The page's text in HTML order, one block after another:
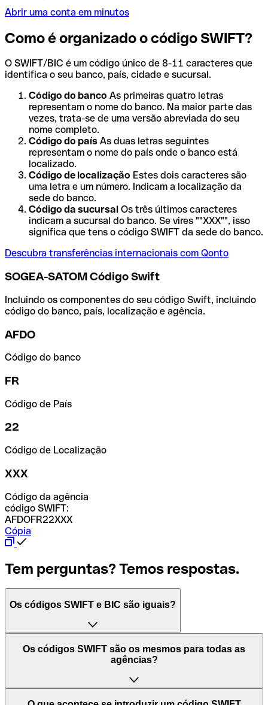
Abrir uma conta em minutos
Como é organizado o código SWIFT?
O SWIFT/BIC é um código único de 8-11 caracteres que
identifica o seu banco, país, cidade e sucursal.
Código do banco As primeiras quatro letras
representam o nome do banco. Na maior parte das
vezes, trata-se de uma versão abreviada do seu
nome completo.
Código do país As duas letras seguintes
representam o nome do país onde o banco está
localizado.
Código de localização Estes dois caracteres são
uma letra e um número. Indicam a localização da
sede do banco.
Código da sucursal Os três últimos caracteres
indicam a sucursal do banco. Se vires ""XXX"", isso
significa que tens o código SWIFT da sede do banco.
Descubra transferências internacionais com Qonto
SOGEA-SATOM Código Swift
Incluindo os componentes do seu código Swift, incluindo
código do banco, país, localização e agência.
AFDO
Código do banco
FR
Código de País
22
Código de Localização
XXX
Código da agência
código SWIFT:
AFDOFR22XXX
Cópia
Tem perguntas? Temos respostas.
Os códigos SWIFT e BIC são iguais?
O acrónimo SWIFT significa "Society for Worldwide
Interbank Financial Telecommunication (Sociedade para
Mundiais)". Trata-se de uma rede mundial onde se
processam pagamentos entre países. Por outro lado, BIC
Os códigos SWIFT são os mesmos para todas as
agências?